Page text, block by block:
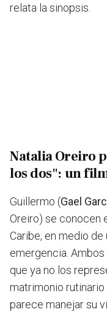
relata la sinopsis.
Natalia Oreiro
los dos": un
Guillermo (Gael
Oreiro) se conocen
Caribe, en medio de
emergencia. Ambos
que ya no los
matrimonio rutinario
parece manejar su